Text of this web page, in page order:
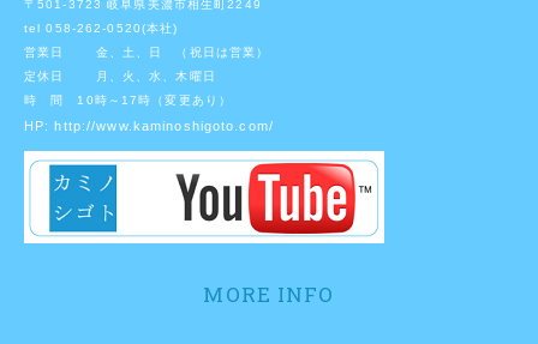
〒501-3723 岐阜県美濃市相生町2249
tel 058-262-0520(本社)
営業日 金、土、日 （祝日は営業）
定休日 月、火、水、木曜日
時 間 10時～17時（変更あり）
HP: http://www.kaminoshigoto.com/
MORE INFO